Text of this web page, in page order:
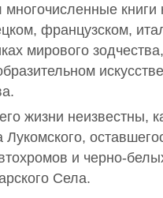
книги
французском,
мирового
жизни неизвестны,
Лукомского,
и черно-
Села.